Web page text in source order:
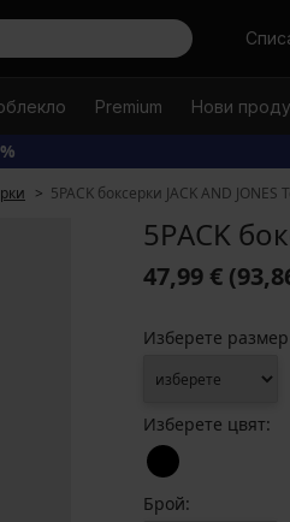
Търси
Premium Нови
5PACK боксерки JACK AND JONES
5PACK
47,99 €
Изберете размер
Изберете цвят:
Брой: